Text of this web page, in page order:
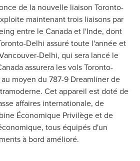
de la nouvelle liaison Toronto-
maintenant trois liaisons par
entre leCanadaet l'Inde, dont
-Delhi assuré toute l'année et
-Delhi, qui sera lancé le
assurera les volsToronto-
moyen du 787-9 Dreamliner de
Cet appareil est doté de
affaires internationale, de
Économique Privilège et de
tous équipés d'un
à bord amélioré.